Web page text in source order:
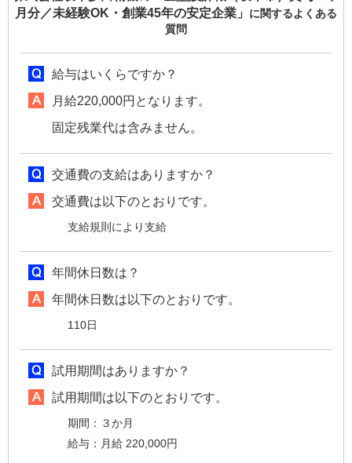
月分／未経験OK・創業45年の安定企業」 に関するよくある
質問
給与はいくらですか？
月給220,000円となります。
固定残業代は含みません。
交通費の支給はありますか？
交通費は以下のとおりです。
支給規則により支給
年間休日数は？
年間休日数は以下のとおりです。
110日
試用期間はありますか？
試用期間は以下のとおりです。
期間：３か月
給与：月給 220,000円